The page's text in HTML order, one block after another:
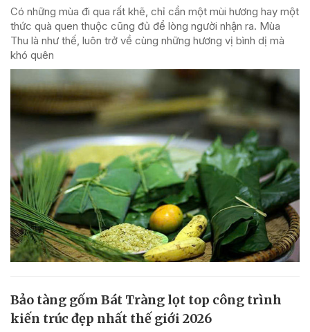
Có những mùa đi qua rất khẽ, chỉ cần một mùi hương hay một
thức quà quen thuộc cũng đủ để lòng người nhận ra. Mùa
Thu là như thế, luôn trở về cùng những hương vị bình dị mà
khó quên
Bảo tàng gốm Bát Tràng lọt top công trình
kiến trúc đẹp nhất thế giới 2026